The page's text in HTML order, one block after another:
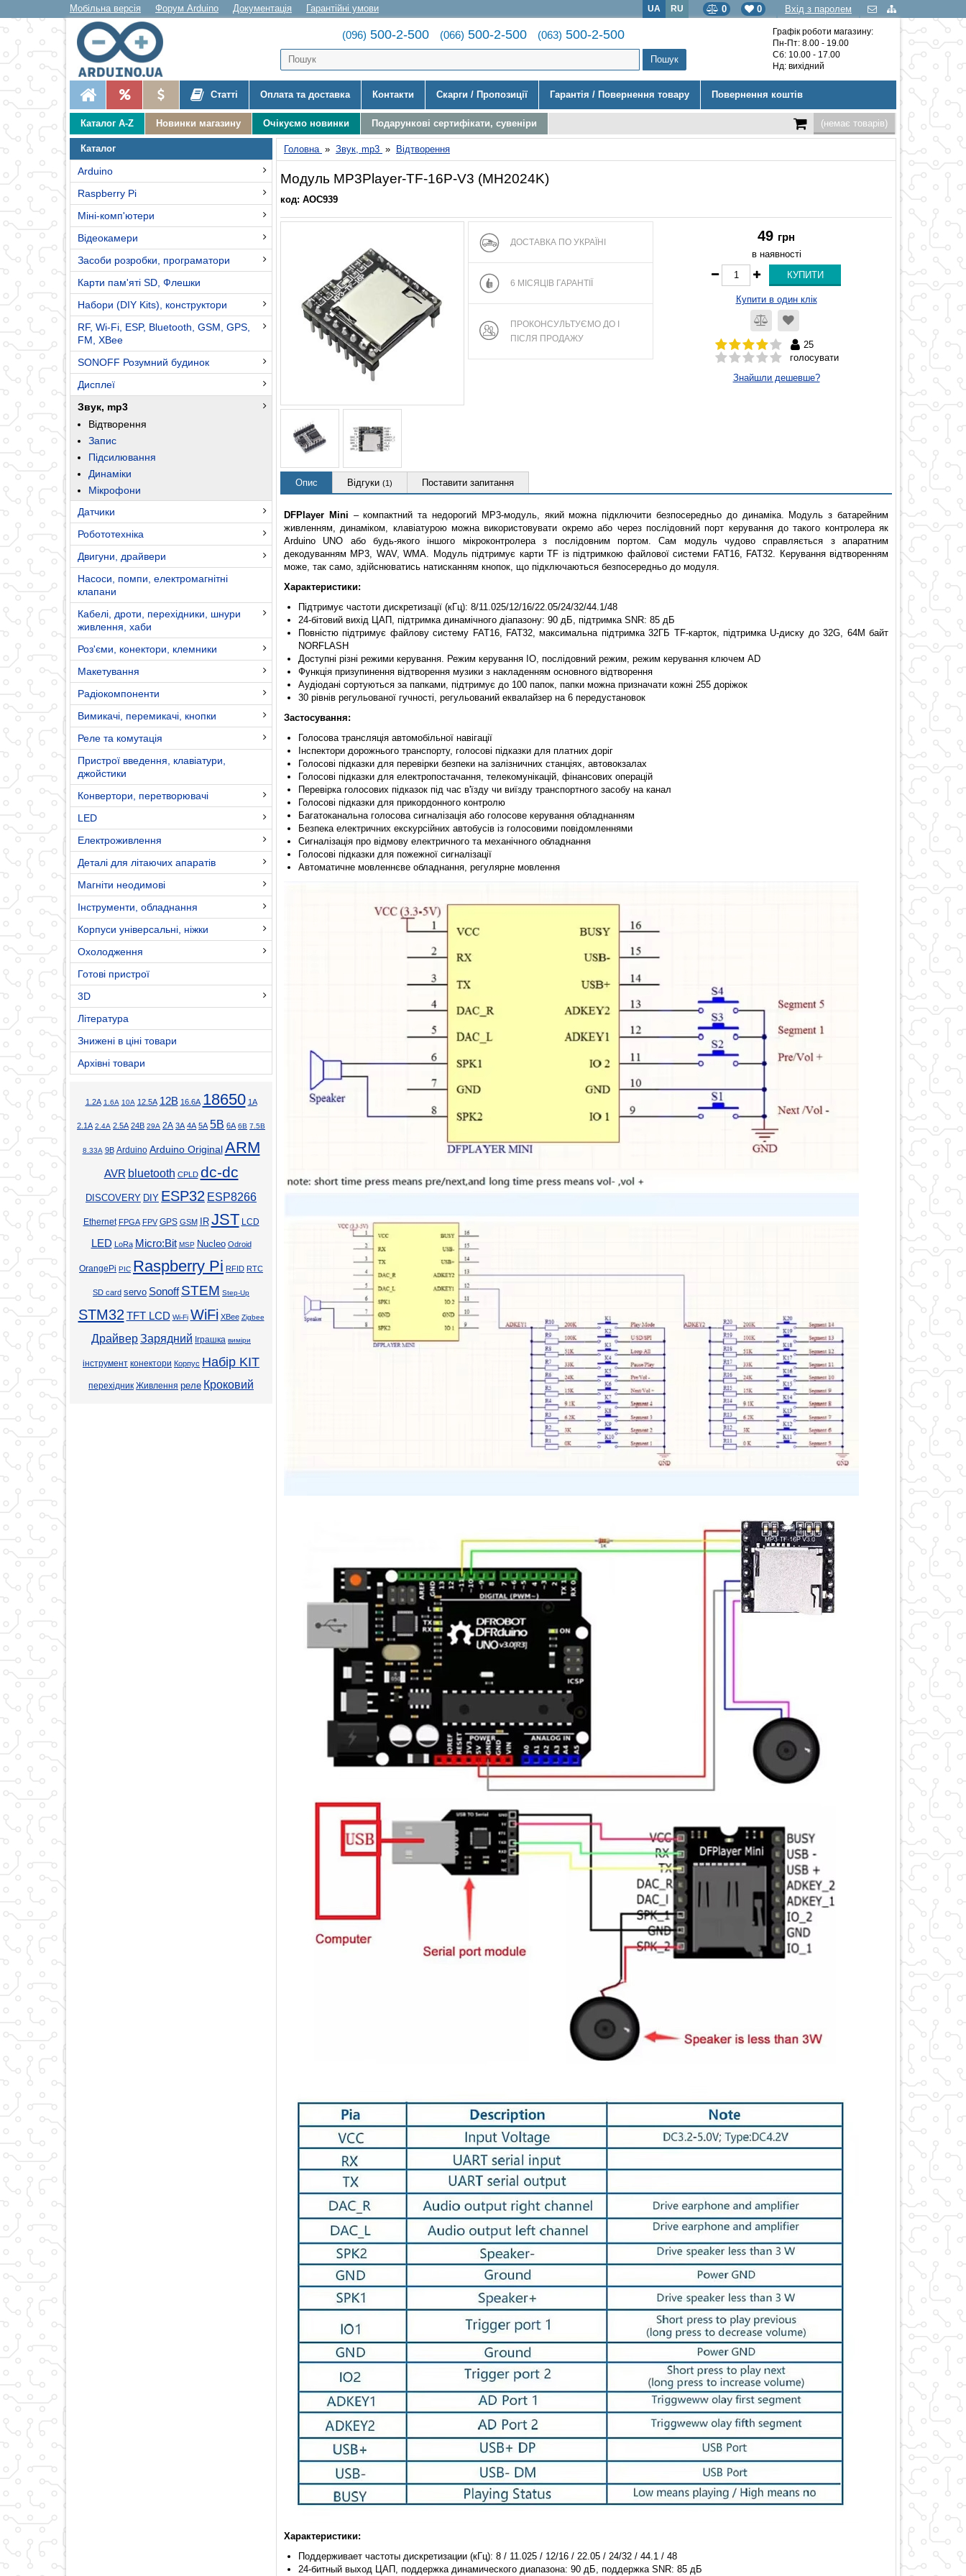
Мобільна версія Форум Arduino Документація Гарантійні умови Вхід з паролем
0
0
UA RU
(096) 500-2-500 (066) 500-2-500 (063) 500-2-500
Графік роботи магазину:
Пн-Пт: 8.00 - 19.00
Сб: 10.00 - 17.00
Нд: вихідний
Статті Оплата та доставка Контакти Скарги / Пропозиції Гарантія / Повернення товару Повернення коштів
Каталог A-Z Новинки магазину Очікуємо новинки Подарункові сертифікати, сувеніри (немає товарів)
Каталог
Arduino
Raspberry Pi
Міні-комп'ютери
Відеокамери
Засоби розробки, програматори
Карти пам'яті SD, Флешки
Набори (DIY Kits), конструктори
RF, Wi-Fi, ESP, Bluetooth, GSM, GPS,
FM, XBee
SONOFF Розумний будинок
Дисплеї
Звук, mp3
Відтворення
Запис
Підсилювання
Динаміки
Мікрофони
Датчики
Робототехніка
Двигуни, драйвери
Насоси, помпи, електромагнітні
клапани
Кабелі, дроти, перехідники, шнури
живлення, хаби
Роз'єми, конектори, клемники
Макетування
Радіокомпоненти
Вимикачі, перемикачі, кнопки
Реле та комутація
Пристрої введення, клавіатури,
джойстики
Конвертори, перетворювачі
LED
Електроживлення
Деталі для літаючих апаратів
Магніти неодимові
Інструменти, обладнання
Корпуси універсальні, ніжки
Охолодження
Готові пристрої
3D
Література
Знижені в ціні товари
Архівні товари
1.2А 1.6А 10А 12.5А 12В 16.6А 18650 1А
2.1А 2.4А 2.5А 24В 29А 2А 3А 4А 5А 5В 6А 6В 7.5В
8.33А 9В Arduino Arduino Original ARM
AVR bluetooth CPLD dc-dc
DISCOVERY DIY ESP32 ESP8266
Ethernet FPGA FPV GPS GSM IR JST LCD
LED LoRa Micro:Bit MSP Nucleo Odroid
OrangePi PIC Raspberry Pi RFID RTC
SD card servo Sonoff STEM Step-Up
STM32 TFT LCD Wi-Fi WiFi XBee Zigbee
ДрайверЗарядний Іграшка виміри
інструмент конектори Корпус Набір KIT
перехідник Живлення реле Кроковий
Головна » Звук, mp3 » Відтворення
Модуль MP3Player-TF-16P-V3 (MH2024K)
код: AOC939
ДОСТАВКА ПО УКРАЇНІ
6 МІСЯЦІВ ГАРАНТІЇ
ПРОКОНСУЛЬТУЄМО ДО І
ПІСЛЯ ПРОДАЖУ
49 грн
в наявності
Купити в один клік
25
голосувати
Знайшли дешевше?
Опис Відгуки (1) Поставити запитання
DFPlayer Mini – компактний та недорогий MP3-модуль, який можна підключити безпосередньо до динаміка. Модуль з батарейним
живленням, динаміком, клавіатурою можна використовувати окремо або через послідовний порт керування до такого контролера як
Arduino UNO або будь-якого іншого мікроконтролера з послідовним портом. Сам модуль чудово справляється з апаратним
декодуванням MP3, WAV, WMA. Модуль підтримує карти TF із підтримкою файлової системи FAT16, FAT32. Керування відтворенням
може, так само, здійснюватись натисканням кнопок, що підключаються безпосередньо до модуля.
Характеристики:
Підтримує частоти дискретизації (кГц): 8/11.025/12/16/22.05/24/32/44.1/48
24-бітовий вихід ЦАП, підтримка динамічного діапазону: 90 дБ, підтримка SNR: 85 дБ
Повністю підтримує файлову систему FAT16, FAT32, максимальна підтримка 32ГБ TF-карток, підтримка U-диску до 32G, 64M байт
NORFLASH
Доступні різні режими керування. Режим керування IO, послідовний режим, режим керування ключем AD
Функція призупинення відтворення музики з накладенням основного відтворення
Аудіодані сортуються за папками, підтримує до 100 папок, папки можна призначати кожні 255 доріжок
30 рівнів регульованої гучності, регульований еквалайзер на 6 передустановок
Застосування:
Голосова трансляція автомобільної навігації
Інспектори дорожнього транспорту, голосові підказки для платних доріг
Голосові підказки для перевірки безпеки на залізничних станціях, автовокзалах
Голосові підказки для електропостачання, телекомунікацій, фінансових операцій
Перевірка голосових підказок під час в'їзду чи виїзду транспортного засобу на канал
Голосові підказки для прикордонного контролю
Багатоканальна голосова сигналізація або голосове керування обладнанням
Безпека електричних екскурсійних автобусів із голосовими повідомленнями
Сигналізація про відмову електричного та механічного обладнання
Голосові підказки для пожежної сигналізації
Автоматичне мовленнєве обладнання, регулярне мовлення
Характеристики:
Поддерживает частоты дискретизации (кГц): 8 / 11.025 / 12/16 / 22.05 / 24/32 / 44.1 / 48
24-битный выход ЦАП, поддержка динамического диапазона: 90 дБ, поддержка SNR: 85 дБ